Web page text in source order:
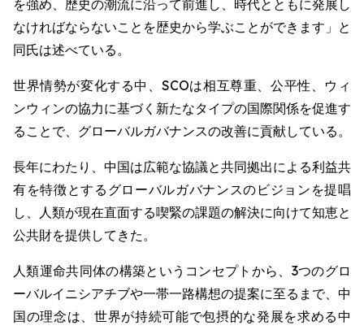
を強め、歴史の潮流に沿って前進し、時代とともに発展し
なければならないことを歴史から学ぶことができます」と
同氏は述べている。
世界情勢が変化する中、SCOは相互尊重、公平性、ウィ
ンウィンの協力に基づく新たなタイプの国際関係を促進す
ることで、グローバルガバナンスの改善に貢献している。
長年にわたり、中国は広範な協議と共同拠出による利益共
有を特徴とするグローバルガバナンスのビジョンを提唱
し、人類が現在直面する喫緊の課題の解決に向けて知恵と
公共財を提供してきた。
人類運命共同体の構築というコンセプトから、3つのグロ
ーバルイニシアチブや一帯一路構想の提案に至るまで、中
国の理念は、世界が持続可能で包摂的な発展を求める中